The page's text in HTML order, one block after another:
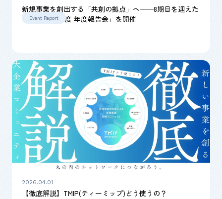
新規事業を創出する「共創の拠点」へ——8期目を迎えた
TMIP「2026年度 年度報告会」を開催
Event Report
2026.04.01
【徹底解説】TMIP(ティーミップ)どう使うの？